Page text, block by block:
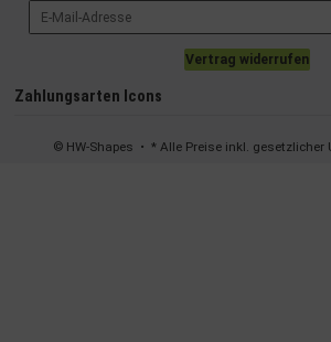
Vertrag widerrufen
Zahlungsarten Icons
© HW-Shapes • * Alle Preise inkl. gesetzlicher